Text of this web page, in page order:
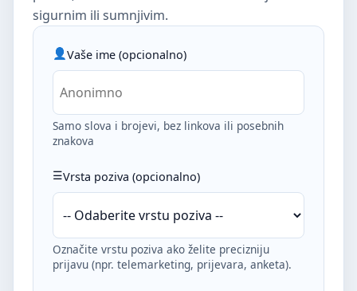
sigurnim ili sumnjivim.
Vaše ime (opcionalno)
Samo slova i brojevi, bez linkova ili posebnih
znakova
Vrsta poziva (opcionalno)
Označite vrstu poziva ako želite precizniju
prijavu (npr. telemarketing, prijevara, anketa).